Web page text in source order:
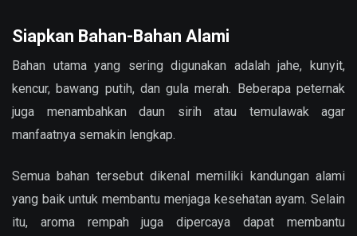
Siapkan Bahan-Bahan Alami
Bahan utama yang sering digunakan adalah jahe, kunyit,
kencur, bawang putih, dan gula merah. Beberapa peternak
juga menambahkan daun sirih atau temulawak agar
manfaatnya semakin lengkap.
Semua bahan tersebut dikenal memiliki kandungan alami
yang baik untuk membantu menjaga kesehatan ayam. Selain
itu, aroma rempah juga dipercaya dapat membantu